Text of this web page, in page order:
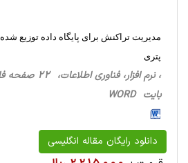
مدیریت تراکنش برای پایگاه داده توزیع
پتری
بایت WORD
دانلود رایگان مقاله انگلیسی